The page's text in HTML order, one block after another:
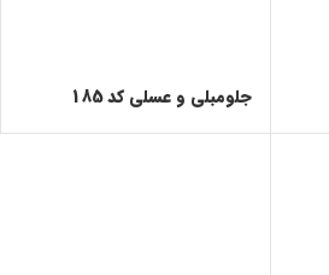
جلومبلی و عسلی کد 185